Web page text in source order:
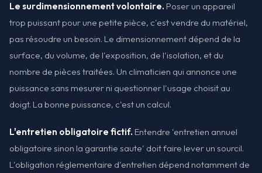
Le surdimensionnement volontaire. Poser un appareil
trop puissant pour une petite pièce, c'est vendre du matériel,
pas résoudre un besoin. Le dimensionnement dépend de la
surface, du volume, de l'exposition, de l'isolation, et du
nombre de pièces traitées. Un climaticien qui annonce une
puissance sans mesurer ni questionner l'usage choisit au
doigt. La bonne puissance, c'est un calcul.
L'entretien obligatoire fictif. Entendre 'entretien annuel
obligatoire sinon la garantie saute' doit faire lever un sourcil.
L'obligation réglementaire d'entretien dépend notamment de